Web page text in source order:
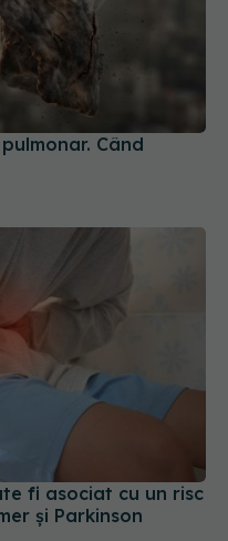
Când
fi asociat cu un risc
și Parkinson